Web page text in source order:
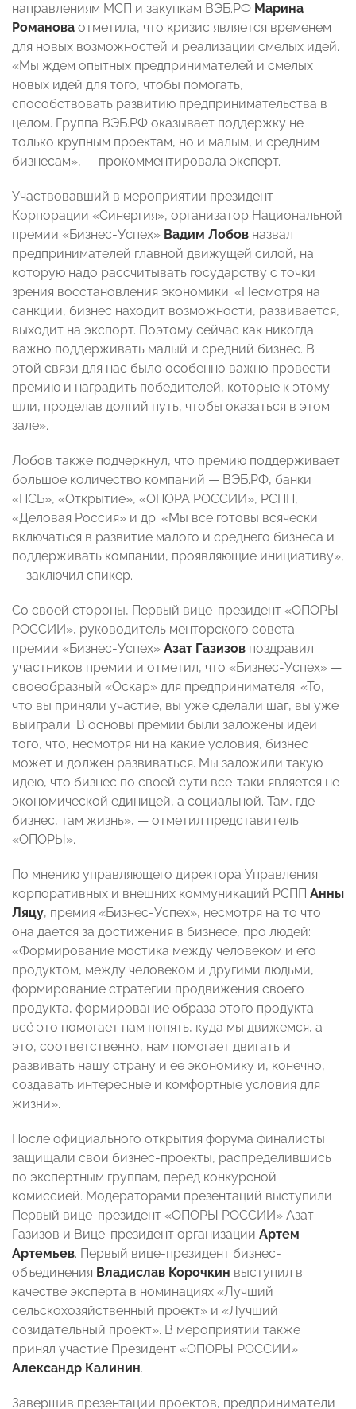
направлениям МСП и закупкам ВЭБ.РФ Марина
Романова отметила, что кризис является временем
для новых возможностей и реализации смелых идей.
«Мы ждем опытных предпринимателей и смелых
новых идей для того, чтобы помогать,
способствовать развитию предпринимательства в
целом. Группа ВЭБ.РФ оказывает поддержку не
только крупным проектам, но и малым, и средним
бизнесам», — прокомментировала эксперт.
Участвовавший в мероприятии президент
Корпорации «Синергия», организатор Национальной
премии «Бизнес-Успех» Вадим Лобов назвал
предпринимателей главной движущей силой, на
которую надо рассчитывать государству с точки
зрения восстановления экономики: «Несмотря на
санкции, бизнес находит возможности, развивается,
выходит на экспорт. Поэтому сейчас как никогда
важно поддерживать малый и средний бизнес. В
этой связи для нас было особенно важно провести
премию и наградить победителей, которые к этому
шли, проделав долгий путь, чтобы оказаться в этом
зале».
Лобов также подчеркнул, что премию поддерживает
большое количество компаний — ВЭБ.РФ, банки
«ПСБ», «Открытие», «ОПОРА РОССИИ», РСПП,
«Деловая Россия» и др. «Мы все готовы всячески
включаться в развитие малого и среднего бизнеса и
поддерживать компании, проявляющие инициативу»,
— заключил спикер.
Со своей стороны, Первый вице-президент «ОПОРЫ
РОССИИ», руководитель менторского совета
премии «Бизнес-Успех» Азат Газизов поздравил
участников премии и отметил, что «Бизнес-Успех» —
своеобразный «Оскар» для предпринимателя. «То,
что вы приняли участие, вы уже сделали шаг, вы уже
выиграли. В основы премии были заложены идеи
того, что, несмотря ни на какие условия, бизнес
может и должен развиваться. Мы заложили такую
идею, что бизнес по своей сути все-таки является не
экономической единицей, а социальной. Там, где
бизнес, там жизнь», — отметил представитель
«ОПОРЫ».
По мнению управляющего директора Управления
корпоративных и внешних коммуникаций РСПП Анны
Ляцу, премия «Бизнес-Успех», несмотря на то что
она дается за достижения в бизнесе, про людей:
«Формирование мостика между человеком и его
продуктом, между человеком и другими людьми,
формирование стратегии продвижения своего
продукта, формирование образа этого продукта —
всё это помогает нам понять, куда мы движемся, а
это, соответственно, нам помогает двигать и
развивать нашу страну и ее экономику и, конечно,
создавать интересные и комфортные условия для
жизни».
После официального открытия форума финалисты
защищали свои бизнес-проекты, распределившись
по экспертным группам, перед конкурсной
комиссией. Модераторами презентаций выступили
Первый вице-президент «ОПОРЫ РОССИИ» Азат
Газизов и Вице-президент организации Артем
Артемьев. Первый вице-президент бизнес-
объединения Владислав Корочкин выступил в
качестве эксперта в номинациях «Лучший
сельскохозяйственный проект» и «Лучший
созидательный проект». В мероприятии также
принял участие Президент «ОПОРЫ РОССИИ»
Александр Калинин.
Завершив презентации проектов, предприниматели